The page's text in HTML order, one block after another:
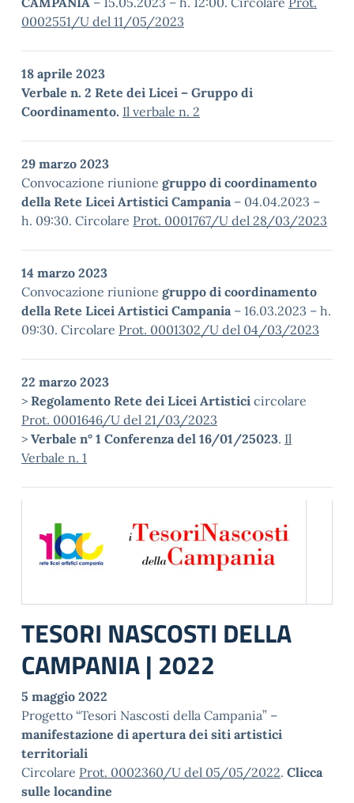
0002551/U del 11/05/2023
18 aprile 2023
Verbale n. 2 Rete dei Licei – Gruppo di
Coordinamento. Il verbale n. 2
29 marzo 2023
Convocazione riunione gruppo di coordinamento
della Rete Licei Artistici Campania – 04.04.2023 –
h. 09:30. Circolare Prot. 0001767/U del 28/03/2023
14 marzo 2023
Convocazione riunione gruppo di coordinamento
della Rete Licei Artistici Campania – 16.03.2023 – h.
09:30. Circolare Prot. 0001302/U del 04/03/2023
22 marzo 2023
> Regolamento Rete dei Licei Artistici circolare
Prot. 0001646/U del 21/03/2023
> Verbale n° 1 Conferenza del 16/01/25023. Il
Verbale n. 1
TESORI NASCOSTI DELLA
CAMPANIA | 2022
5 maggio 2022
Progetto “Tesori Nascosti della Campania” –
manifestazione di apertura dei siti artistici
territoriali
Circolare Prot. 0002360/U del 05/05/2022. Clicca
sulle locandine